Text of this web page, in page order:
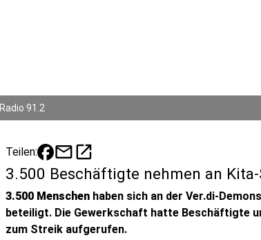
Radio 91.2
Teilen: mailopen_in_new
3.500 Beschäftigte nehmen an
3.500 Menschen haben sich an der Ver.di-
beteiligt. Die Gewerkschaft hatte Beschäftigte
zum Streik aufgerufen.